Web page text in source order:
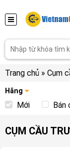
Trang chủ » Cụm
Hãng
Mới Bán
CỤM CẦU